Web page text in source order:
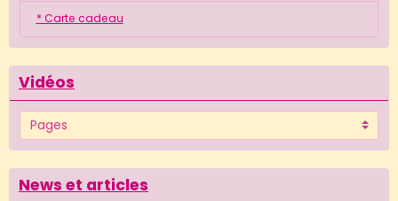
* Carte cadeau
Vidéos
News et articles